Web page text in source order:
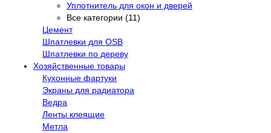
Уплотнитель для окон и дверей
Все категории (11)
Цемент
Шпатлевки для OSB
Шпатлевки по дереву
Хозяйственные товары
Кухонные фартуки
Экраны для радиатора
Ведра
Ленты клеящие
Метла